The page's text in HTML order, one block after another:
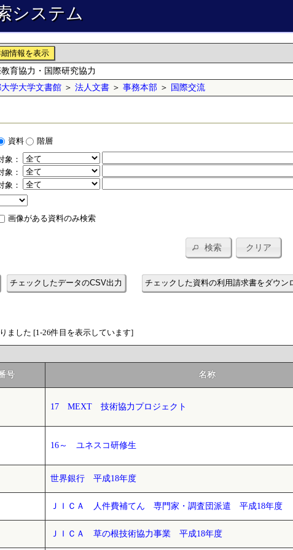
システム
情報を表示
教育協力・国際研究協力
学大学文書館 ＞ 法人文書 ＞ 事務本部 ＞ 国際交流
資料 階層
象：
象：
象：
画像がある資料のみ検索
検索 クリア
チェックしたデータのCSV出力 チェックした資料の利用請求書をダウン
ました [1-26件目を表示しています]
号 名称
17 MEXT 技術協力プロジェクト
16～ ユネスコ研修生
世界銀行 平成18年度
ＪＩＣＡ 人件費補てん 専門家・調査団派遣 平成18年度
ＪＩＣＡ 草の根技術協力事業 平成18年度